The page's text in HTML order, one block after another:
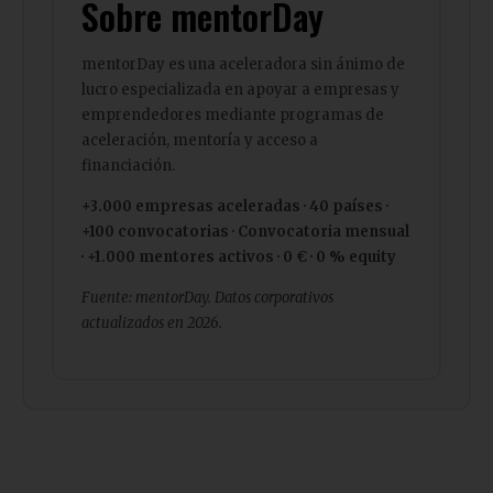
Sobre mentorDay
mentorDay es una aceleradora sin ánimo de
lucro especializada en apoyar a empresas y
emprendedores mediante programas de
aceleración, mentoría y acceso a
financiación.
+3.000 empresas aceleradas · 40 países ·
+100 convocatorias · Convocatoria mensual
· +1.000 mentores activos · 0 € · 0 % equity
Fuente: mentorDay. Datos corporativos
actualizados en 2026.